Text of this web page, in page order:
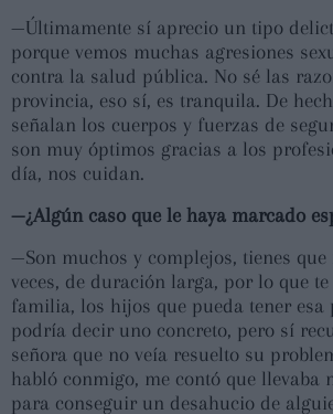
—Últimamente sí aprecio un tipo
porque vemos muchas agresiones
contra la salud pública. No sé las
provincia, eso sí, es tranquila. De
señalan los cuerpos y fuerzas de
son muy óptimos gracias a los
día, nos cuidan.
—¿Algún caso que le haya marcado
—Son muchos y complejos, tienes
veces, de duración larga, por lo que
familia, los hijos que pueda tener esa
podría decir uno concreto, pero sí
señora que no veía resuelto su
habló conmigo, me contó que llevaba
para conseguir un desahucio de